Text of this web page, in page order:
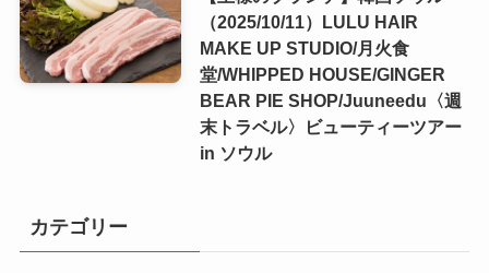
（2025/10/11）LULU HAIR
MAKE UP STUDIO/月火食
堂/WHIPPED HOUSE/GINGER
BEAR PIE SHOP/Juuneedu〈週
末トラベル〉ビューティーツアー
in ソウル
カテゴリー